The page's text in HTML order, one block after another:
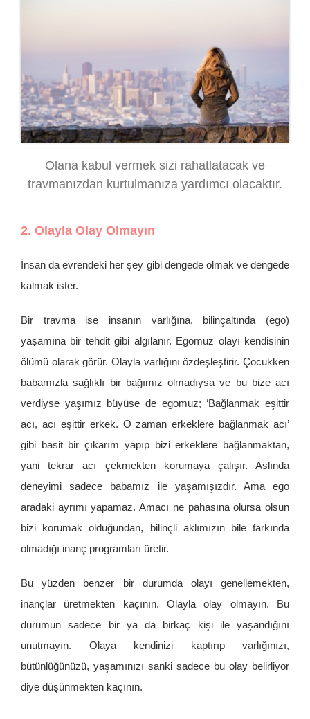
Olana kabul vermek sizi rahatlatacak ve
travmanızdan kurtulmanıza yardımcı olacaktır.
2. Olayla Olay Olmayın
İnsan da evrendeki her şey gibi dengede olmak ve dengede
kalmak ister.
Bir travma ise insanın varlığına, bilinçaltında (ego)
yaşamına bir tehdit gibi algılanır. Egomuz olayı kendisinin
ölümü olarak görür. Olayla varlığını özdeşleştirir. Çocukken
babamızla sağlıklı bir bağımız olmadıysa ve bu bize acı
verdiyse yaşımız büyüse de egomuz; ‘Bağlanmak eşittir
acı, acı eşittir erkek. O zaman erkeklere bağlanmak acı’
gibi basit bir çıkarım yapıp bizi erkeklere bağlanmaktan,
yani tekrar acı çekmekten korumaya çalışır. Aslında
deneyimi sadece babamız ile yaşamışızdır. Ama ego
aradaki ayrımı yapamaz. Amacı ne pahasına olursa olsun
bizi korumak olduğundan, bilinçli aklımızın bile farkında
olmadığı inanç programları üretir.
Bu yüzden benzer bir durumda olayı genellemekten,
inançlar üretmekten kaçının. Olayla olay olmayın. Bu
durumun sadece bir ya da birkaç kişi ile yaşandığını
unutmayın. Olaya kendinizi kaptırıp varlığınızı,
bütünlüğünüzü, yaşamınızı sanki sadece bu olay belirliyor
diye düşünmekten kaçının.